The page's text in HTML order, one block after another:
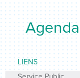
Agenda
LIENS